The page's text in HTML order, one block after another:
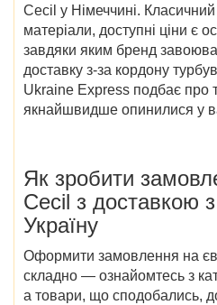
Cecil у Німеччині. Класичний
матеріали, доступні ціни є
завдяки яким бренд
доставку з-за кордону
Ukraine Express подбає про
якнайшвидше опинилися у
Як зробити
Cecil з доставкою
Україну
Оформити замовлення на
складно — ознайомтесь з
а товари, що сподобались,